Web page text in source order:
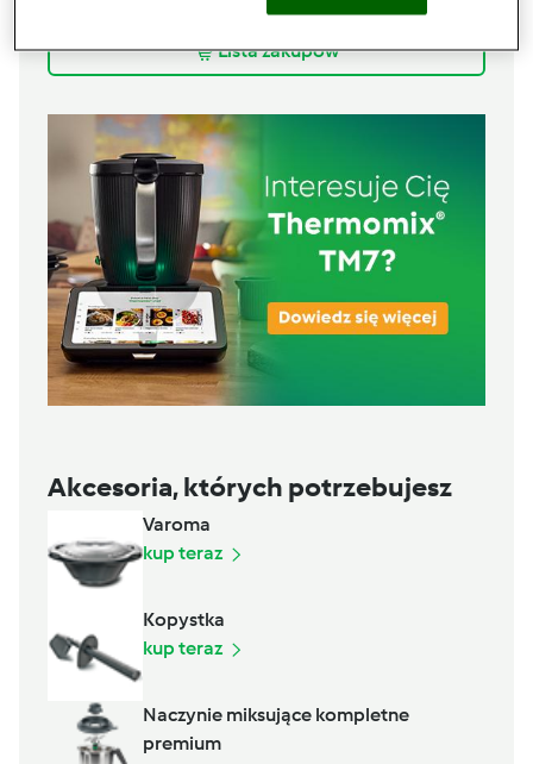
Lista zakupów
Akcesoria, których potrzebujesz
Varoma
kup teraz
Kopystka
kup teraz
Naczynie miksujące kompletne
premium